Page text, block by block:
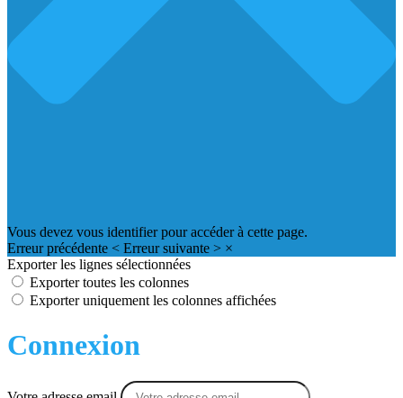
Vous devez vous identifier pour accéder à cette page.
Erreur précédente < Erreur suivante > ×
Exporter les lignes sélectionnées
Exporter toutes les colonnes
Exporter uniquement les colonnes affichées
Connexion